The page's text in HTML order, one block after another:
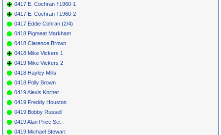
0417 E. Cochran †1960-1
0417 E. Cochran †1960-2
0417 Eddie Cohran (2/4)
0418 Pigmeat Markham
0418 Clarence Brown
0418 Mike Vickers 1
0419 Mike Vickers 2
0418 Hayley Mills
0418 Polly Brown
0419 Alexis Korner
0419 Freddy Houston
0419 Bobby Russell
0419 Alan Price Set
0419 Michael Stewart